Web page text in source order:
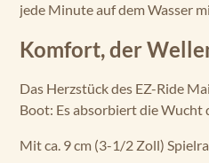
jede Minute auf dem Wasser
Komfort, der
Das Herzstück des EZ-Ride
Boot: Es absorbiert die
Mit ca. 9 cm (3-1/2 Zoll)